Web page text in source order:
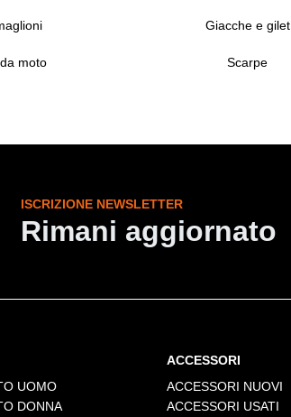
Giacche e gilet
moto Scarpe
ISCRIZIONE NEWSLETTER
Rimani aggiornato
UOMO
DONNA
ACCESSORI
ACCESSORI NUOVI
ACCESSORI USATI